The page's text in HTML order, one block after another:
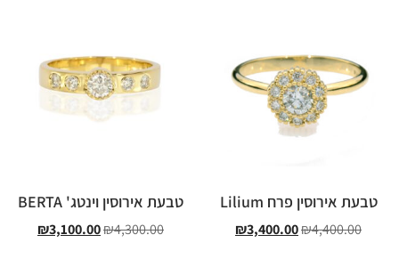
טבעת אירוסין פרח Lilium
₪4,400.00
₪3,400.00
טבעת אירוסין וינטג' BERTA
₪4,300.00
₪3,100.00